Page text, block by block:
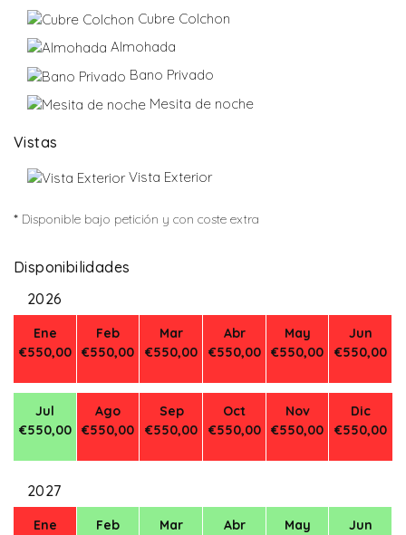
Cubre Colchon
Almohada
Bano Privado
Mesita de noche
Vistas
Vista Exterior
* Disponible bajo petición y con coste extra
Disponibilidades
2026
Ene
€550,00
Feb
€550,00
Mar
€550,00
Abr
€550,00
May
€550,00
Jun
€550,00
Jul
€550,00
Ago
€550,00
Sep
€550,00
Oct
€550,00
Nov
€550,00
Dic
€550,00
2027
Ene
Feb
Mar
Abr
May
Jun